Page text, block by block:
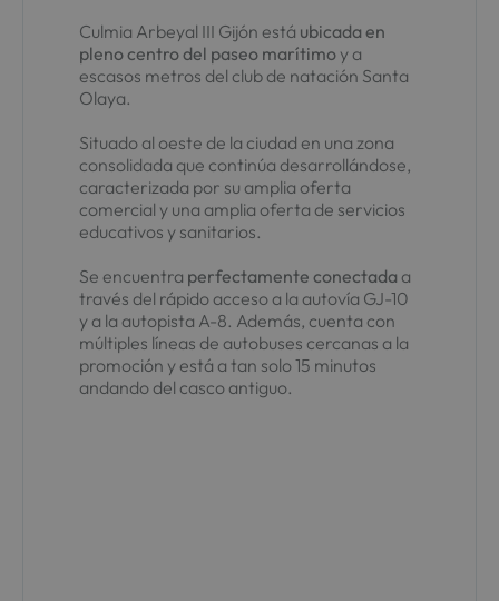
Culmia Arbeyal III Gijón está ubicada en
pleno centro del paseo marítimoy a
escasos metros del club de natación Santa
Olaya.
Situado al oeste de la ciudad en una zona
consolidada que continúa desarrollándose,
caracterizada por su amplia oferta
comercial y una amplia oferta de servicios
educativos y sanitarios.
Se encuentra perfectamente conectada a
través del rápido acceso a la autovía GJ-10
y a la autopista A-8. Además, cuenta con
múltiples líneas de autobuses cercanas a la
promoción y está a tan solo 15 minutos
andando del casco antiguo.